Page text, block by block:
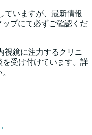
ていますが、最新情報
ップにて必ずご確認くだ
視鏡に注力するクリニ
を受け付けています。詳